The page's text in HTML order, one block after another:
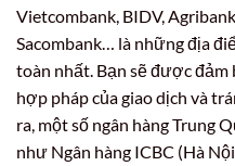
Vietcombank, BIDV,
Sacombank… là những địa
toàn nhất. Bạn sẽ được đảm
hợp pháp của giao dịch và
ra, một số ngân hàng Trung
như Ngân hàng ICBC (Hà